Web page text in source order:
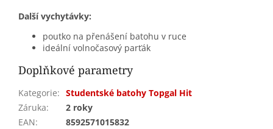
Další vychytávky:
poutko na přenášení batohu v ruce
ideální volnočasový parťák
Doplňkové parametry
Kategorie: Studentské batohy Topgal Hit
Záruka:
2 roky
EAN: 8592571015832